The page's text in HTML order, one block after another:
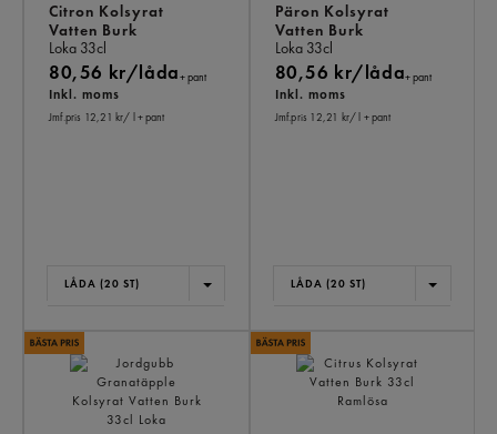
Citron Kolsyrat
Vatten Burk
Loka 33cl
80,56 kr/låda+ pant
Inkl. moms
Jmf.pris 12,21 kr/ l+ pant
LÅDA (20 ST)
Päron Kolsyrat
Vatten Burk
Loka 33cl
80,56 kr/låda+ pant
Inkl. moms
Jmf.pris 12,21 kr/ l + pant
LÅDA (20 ST)